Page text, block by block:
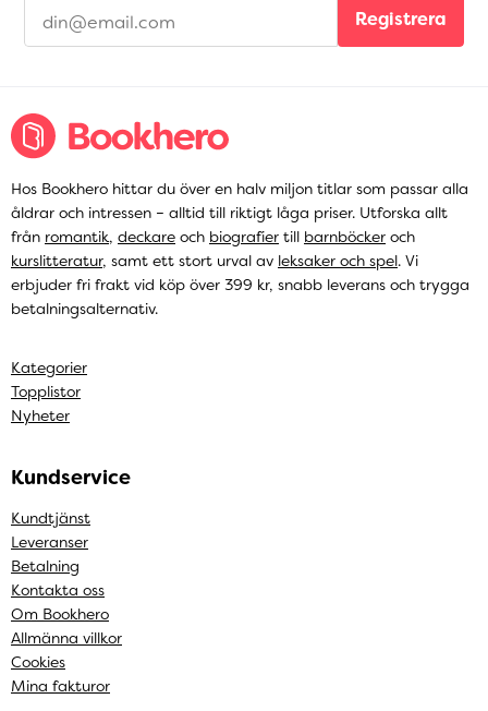
Registrera
Hos Bookhero hittar du över en halv miljon titlar som passar alla
åldrar och intressen – alltid till riktigt låga priser. Utforska allt
från romantik, deckare och biografier till barnböcker och
kurslitteratur, samt ett stort urval av leksaker och spel. Vi
erbjuder fri frakt vid köp över 399 kr, snabb leverans och trygga
betalningsalternativ.
Kategorier
Topplistor
Nyheter
Kundservice
Kundtjänst
Leveranser
Betalning
Kontakta oss
Om Bookhero
Allmänna villkor
Cookies
Mina fakturor